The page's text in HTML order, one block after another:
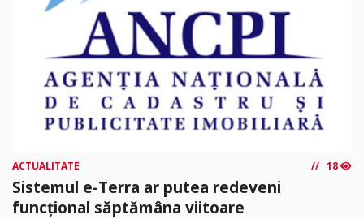
ACTUALITATE 18
Sistemul e-Terra ar putea redeveni
funcțional săptămâna viitoare